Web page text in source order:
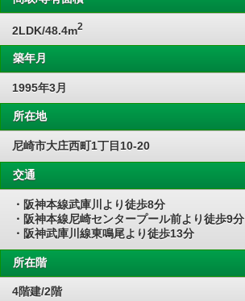
2LDK/48.4m2
築年月
1995年3月
所在地
尼崎市大庄西町1丁目10-20
交通
・阪神本線武庫川より徒歩8分
・阪神本線尼崎センタープール前より徒歩9分
・阪神武庫川線東鳴尾より徒歩13分
所在階
4階建/2階